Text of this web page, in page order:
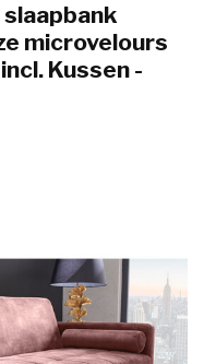
microvelours
Kussen -